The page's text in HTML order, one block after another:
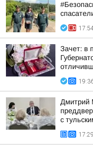
Зачет: в
Дмитрий
с
17:29